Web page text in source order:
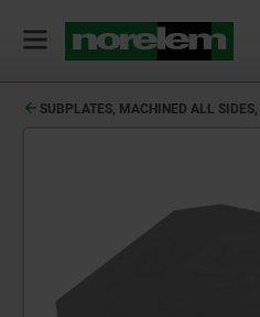
SUBPLATES, MACHINED ALL